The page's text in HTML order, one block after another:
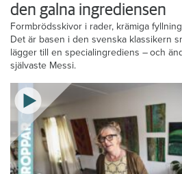
den galna ingrediensen
Formbrödsskivor i rader, krämiga
Det är basen i den svenska klassikern
lägger till en specialingrediens – och
självaste Messi.